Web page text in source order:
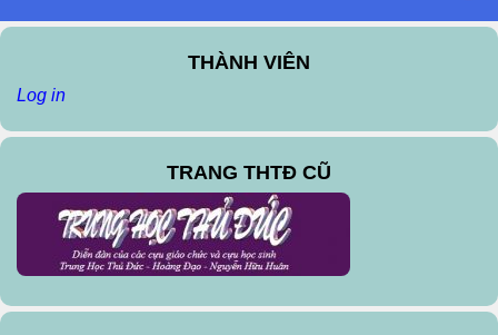
THÀNH VIÊN
Log in
TRANG THTĐ CŨ